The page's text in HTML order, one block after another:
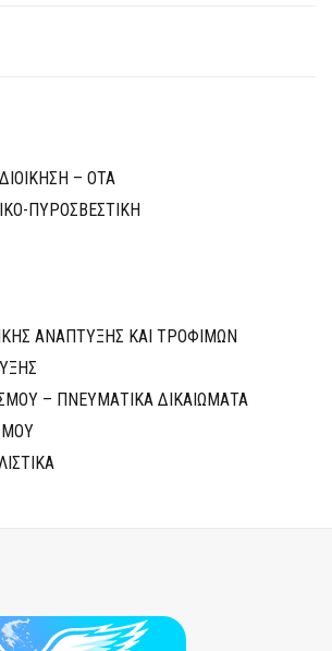
– ΟΤΑ
ΠΥΡΟΣΒΕΣΤΙΚΗ
ΑΝΑΠΤΥΞΗΣ ΚΑΙ ΤΡΟΦΙΜΩΝ
– ΠΝΕΥΜΑΤΙΚΑ ΔΙΚΑΙΩΜΑΤΑ